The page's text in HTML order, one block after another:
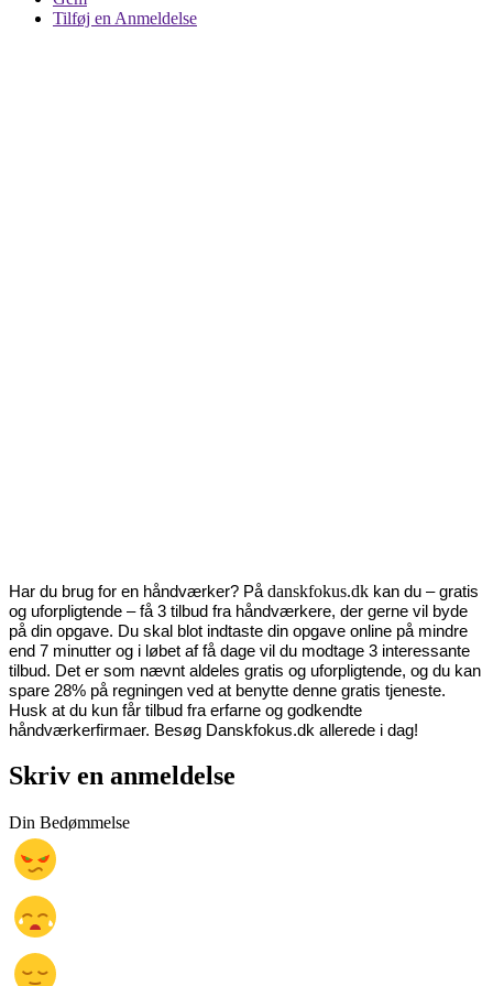
Tilføj en Anmeldelse
Har du brug for en håndværker? På danskfokus.dk kan du – gratis
og uforpligtende – få 3 tilbud fra håndværkere, der gerne vil byde
på din opgave. Du skal blot indtaste din opgave online på mindre
end 7 minutter og i løbet af få dage vil du modtage 3 interessante
tilbud. Det er som nævnt aldeles gratis og uforpligtende, og du kan
spare 28% på regningen ved at benytte denne gratis tjeneste.
Husk at du kun får tilbud fra erfarne og godkendte
håndværkerfirmaer. Besøg Danskfokus.dk allerede i dag!
Skriv en anmeldelse
Din Bedømmelse